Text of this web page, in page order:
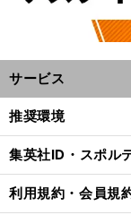
サービス
推奨環境
集英社ID・スポル
利用規約・会員規